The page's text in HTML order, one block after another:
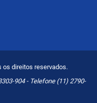
os direitos reservados.
904 - Telefone (11) 2790-